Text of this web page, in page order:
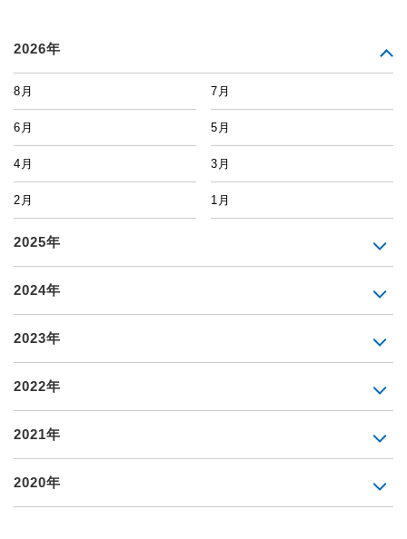
2026年
8月 7月
6月 5月
4月 3月
2月 1月
2025年
2024年
2023年
2022年
2021年
2020年